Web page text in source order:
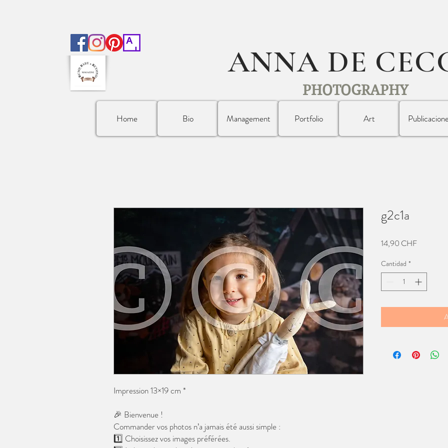
ANNA DE
PHOTOGRAPHY
Home Bio Management Portfolio Art
Impression 13×19 cm *
🎉 Bienvenue !
Commander vos photos n’a jamais été aussi simple :
1️⃣ Choisissez vos images préférées.
g2c1a
14,90 CHFPrecio
Cantidad *